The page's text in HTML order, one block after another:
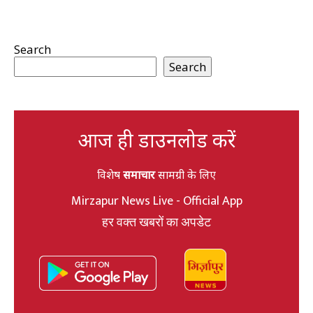
Search
Search
आज ही डाउनलोड करें
विशेषसमाचारसामग्री के लिए
Mirzapur News Live - Official App
हर वक्त खबरों का अपडेट